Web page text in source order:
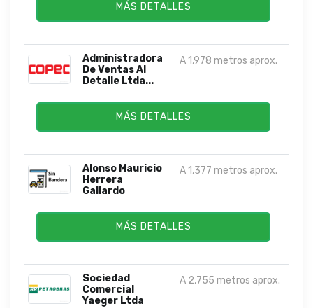
MÁS DETALLES
Administradora
De Ventas Al
Detalle Ltda...
A 1,978 metros aprox.
MÁS DETALLES
Alonso Mauricio
Herrera
Gallardo
A 1,377 metros aprox.
MÁS DETALLES
Sociedad
Comercial
Yaeger Ltda
A 2,755 metros aprox.